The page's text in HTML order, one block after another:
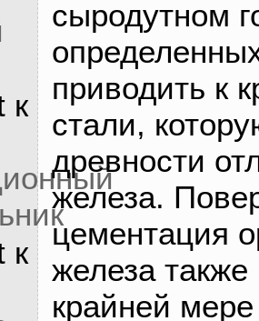
к
к
сыродутном
приводить к
стали,
древности
железа.
цементация
железа также
крайней